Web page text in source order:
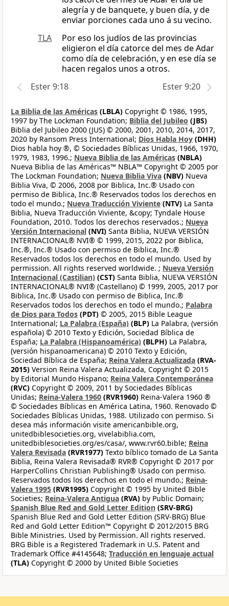
alegría y de banquete, y buen día, y de
enviar porciones cada uno á su vecino.
TLA
Por eso los judíos de las provincias
eligieron el día catorce del mes de Adar
como día de celebración, y en ese día se
hacen regalos unos a otros.
Ester 9:18
Ester 9:20
La Biblia de las Américas (LBLA) Copyright © 1986, 1995,
1997 by The Lockman Foundation; Biblia del Jubileo (JBS)
Biblia del Jubileo 2000 (JUS) © 2000, 2001, 2010, 2014, 2017,
2020 by Ransom Press International; Dios Habla Hoy (DHH)
Dios habla hoy ®, © Sociedades Bíblicas Unidas, 1966, 1970,
1979, 1983, 1996.; Nueva Biblia de las Américas (NBLA)
Nueva Biblia de las Américas™ NBLA™ Copyright © 2005 por
The Lockman Foundation; Nueva Biblia Viva (NBV) Nueva
Biblia Viva, © 2006, 2008 por Biblica, Inc.® Usado con
permiso de Biblica, Inc.® Reservados todos los derechos en
todo el mundo.; Nueva Traducción Viviente (NTV) La Santa
Biblia, Nueva Traducción Viviente, &copy; Tyndale House
Foundation, 2010. Todos los derechos reservados.; Nueva
Versión Internacional (NVI) Santa Biblia, NUEVA VERSIÓN
INTERNACIONAL® NVI® © 1999, 2015, 2022 por Biblica,
Inc.®, Inc.® Usado con permiso de Biblica, Inc.®
Reservados todos los derechos en todo el mundo. Used by
permission. All rights reserved worldwide. ; Nueva Versión
Internacional (Castilian) (CST) Santa Biblia, NUEVA VERSIÓN
INTERNACIONAL® NVI® (Castellano) © 1999, 2005, 2017 por
Biblica, Inc.® Usado con permiso de Biblica, Inc.®
Reservados todos los derechos en todo el mundo.; Palabra
de Dios para Todos (PDT) © 2005, 2015 Bible League
International; La Palabra (España) (BLP) La Palabra, (versión
española) © 2010 Texto y Edición, Sociedad Bíblica de
España; La Palabra (Hispanoamérica) (BLPH) La Palabra,
(versión hispanoamericana) © 2010 Texto y Edición,
Sociedad Bíblica de España; Reina Valera Actualizada (RVA-
2015) Version Reina Valera Actualizada, Copyright © 2015
by Editorial Mundo Hispano; Reina Valera Contemporánea
(RVC) Copyright © 2009, 2011 by Sociedades Bíblicas
Unidas; Reina-Valera 1960 (RVR1960) Reina-Valera 1960 ®
© Sociedades Bíblicas en América Latina, 1960. Renovado ©
Sociedades Bíblicas Unidas, 1988. Utilizado con permiso. Si
desea más información visite americanbible.org,
unitedbiblesocieties.org, vivelabiblia.com,
unitedbiblesocieties.org/es/casa/, www.rvr60.bible; Reina
Valera Revisada (RVR1977) Texto bíblico tomado de La Santa
Biblia, Reina Valera Revisada® RVR® Copyright © 2017 por
HarperCollins Christian Publishing® Usado con permiso.
Reservados todos los derechos en todo el mundo.; Reina-
Valera 1995 (RVR1995) Copyright © 1995 by United Bible
Societies; Reina-Valera Antigua (RVA) by Public Domain;
Spanish Blue Red and Gold Letter Edition (SRV-BRG)
Spanish Blue Red and Gold Letter Edition (SRV-BRG) Blue
Red and Gold Letter Edition™ Copyright © 2012/2015 BRG
Bible Ministries. Used by Permission. All rights reserved.
BRG Bible is a Registered Trademark in U.S. Patent and
Trademark Office #4145648; Traducción en lenguaje actual
(TLA) Copyright © 2000 by United Bible Societies